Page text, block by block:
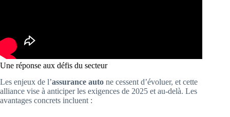
Une réponse aux défis du secteur
Les enjeux de l’assurance auto ne cessent d’évoluer, et cette
alliance vise à anticiper les exigences de 2025 et au-delà. Les
avantages concrets incluent :